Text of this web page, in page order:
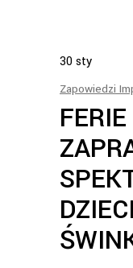
30sty
Zapowiedzi